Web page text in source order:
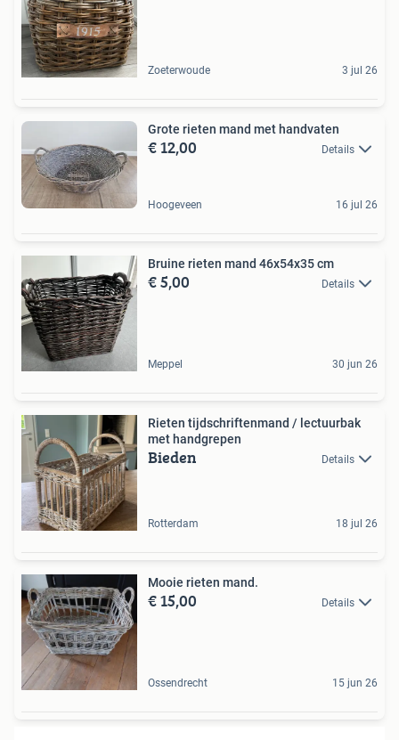
Zoeterwoude 3 jul 26
Grote rieten mand met handvaten
€ 12,00 Details
Hoogeveen 16 jul 26
Bruine rieten mand 46x54x35 cm
€ 5,00 Details
Meppel 30 jun 26
Rieten tijdschriftenmand / lectuurbak
met handgrepen
Bieden Details
Rotterdam 18 jul 26
Mooie rieten mand.
€ 15,00 Details
Ossendrecht 15 jun 26